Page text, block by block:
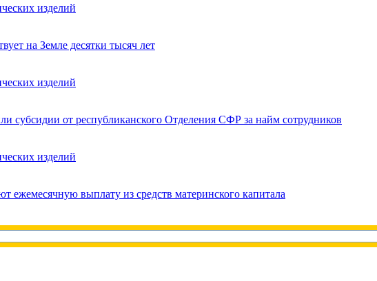
изделий
на Земле десятки тысяч лет
изделий
субсидии от республиканского Отделения СФР за найм сотрудников
изделий
ежемесячную выплату из средств материнского капитала